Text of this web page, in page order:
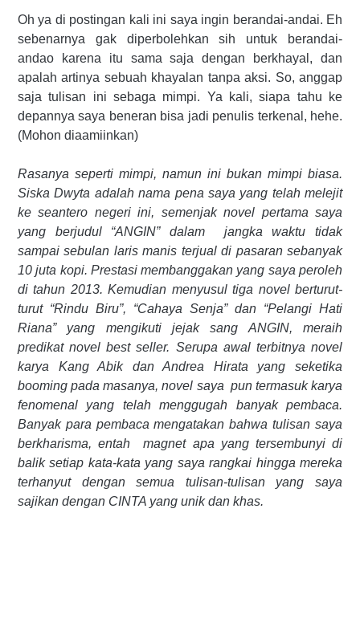
Oh ya di postingan kali ini saya ingin berandai-andai. Eh
sebenarnya gak diperbolehkan sih untuk berandai-
andao karena itu sama saja dengan berkhayal, dan
apalah artinya sebuah khayalan tanpa aksi. So, anggap
saja tulisan ini sebaga mimpi. Ya kali, siapa tahu ke
depannya saya beneran bisa jadi penulis terkenal, hehe.
(Mohon diaamiinkan)
Rasanya seperti mimpi, namun ini bukan mimpi biasa.
Siska Dwyta adalah nama pena saya yang telah melejit
ke seantero negeri ini, semenjak novel pertama saya
yang berjudul “ANGIN” dalam
jangka waktu tidak
sampai sebulan laris manis terjual di pasaran sebanyak
10 juta kopi. Prestasi membanggakan yang saya peroleh
di tahun 2013. Kemudian menyusul tiga novel berturut-
turut “Rindu Biru”, “Cahaya Senja” dan “Pelangi Hati
Riana” yang mengikuti jejak sang ANGIN, meraih
predikat novel best seller. Serupa awal terbitnya novel
karya Kang Abik dan Andrea Hirata yang seketika
booming pada masanya, novel saya pun termasuk karya
fenomenal yang telah menggugah banyak pembaca.
Banyak para pembaca mengatakan bahwa tulisan saya
berkharisma, entah magnet apa yang tersembunyi di
balik setiap kata-kata yang saya rangkai hingga mereka
terhanyut dengan semua tulisan-tulisan yang saya
sajikan dengan CINTA yang unik dan khas.